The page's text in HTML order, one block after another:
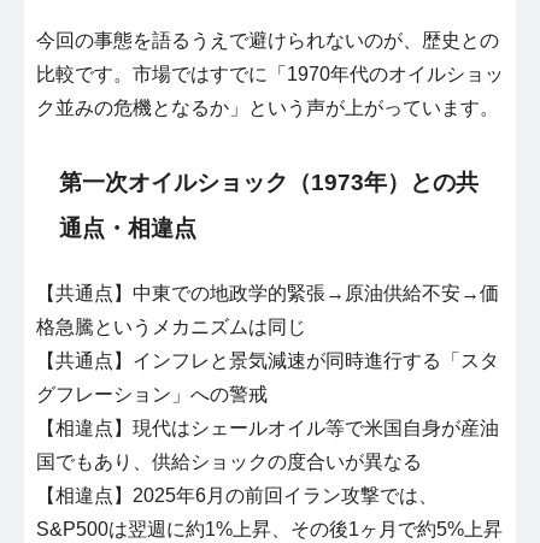
今回の事態を語るうえで避けられないのが、歴史との
比較です。市場ではすでに「1970年代のオイルショッ
ク並みの危機となるか」という声が上がっています。
第一次オイルショック（1973年）との共
通点・相違点
【共通点】中東での地政学的緊張→原油供給不安→価
格急騰というメカニズムは同じ
【共通点】インフレと景気減速が同時進行する「スタ
グフレーション」への警戒
【相違点】現代はシェールオイル等で米国自身が産油
国でもあり、供給ショックの度合いが異なる
【相違点】2025年6月の前回イラン攻撃では、
S&P500は翌週に約1%上昇、その後1ヶ月で約5%上昇